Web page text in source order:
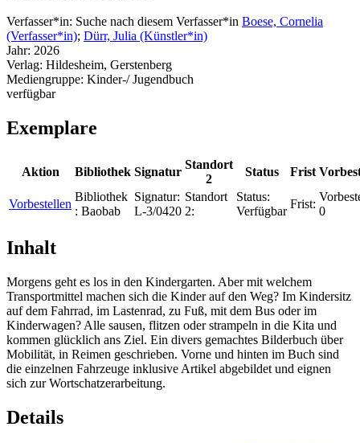
Verfasser*in: Suche nach diesem Verfasser*in Boese, Cornelia
(Verfasser*in); Dürr, Julia (Künstler*in)
Jahr: 2026
Verlag: Hildesheim, Gerstenberg
Mediengruppe: Kinder-/ Jugendbuch
verfügbar
Exemplare
Aktion Bibliothek Signatur
Standort
2
Status Frist
Vorbestellen
Bibliothek
: Baobab
Signatur:
L-3/0420
Standort
2:
Status:
Verfügbar
Frist:
0
Inhalt
Morgens geht es los in den Kindergarten. Aber mit welchem
Transportmittel machen sich die Kinder auf den Weg? Im Kindersitz
auf dem Fahrrad, im Lastenrad, zu Fuß, mit dem Bus oder im
Kinderwagen? Alle sausen, flitzen oder strampeln in die Kita und
kommen glücklich ans Ziel. Ein divers gemachtes Bilderbuch über
Mobilität, in Reimen geschrieben. Vorne und hinten im Buch sind
die einzelnen Fahrzeuge inklusive Artikel abgebildet und eignen
sich zur Wortschatzerarbeitung.
Details